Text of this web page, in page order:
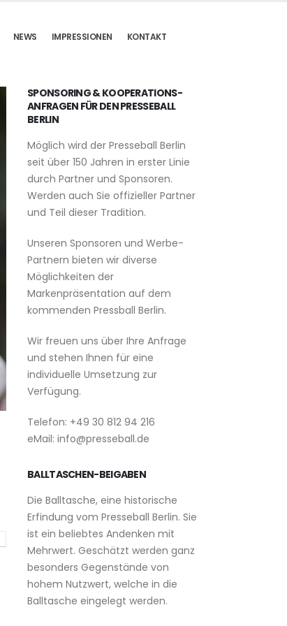
NEWS IMPRESSIONEN KONTAKT
SPONSORING & KOOPERATIONS-
ANFRAGEN FÜR DEN PRESSEBALL
BERLIN
Möglich wird der Presseball Berlin
seit über 150 Jahren in erster Linie
durch Partner und Sponsoren.
Werden auch Sie offizieller Partner
und Teil dieser Tradition.
Unseren Sponsoren und Werbe-
Partnern bieten wir diverse
Möglichkeiten der
Markenpräsentation auf dem
kommenden Pressball Berlin.
Wir freuen uns über Ihre Anfrage
und stehen Ihnen für eine
individuelle Umsetzung zur
Verfügung.
Telefon: +49 30 812 94 216
eMail: info@presseball.de
BALLTASCHEN-BEIGABEN
Die Balltasche, eine historische
Erfindung vom Presseball Berlin. Sie
ist ein beliebtes Andenken mit
Mehrwert. Geschätzt werden ganz
besonders Gegenstände von
hohem Nutzwert, welche in die
Balltasche eingelegt werden.